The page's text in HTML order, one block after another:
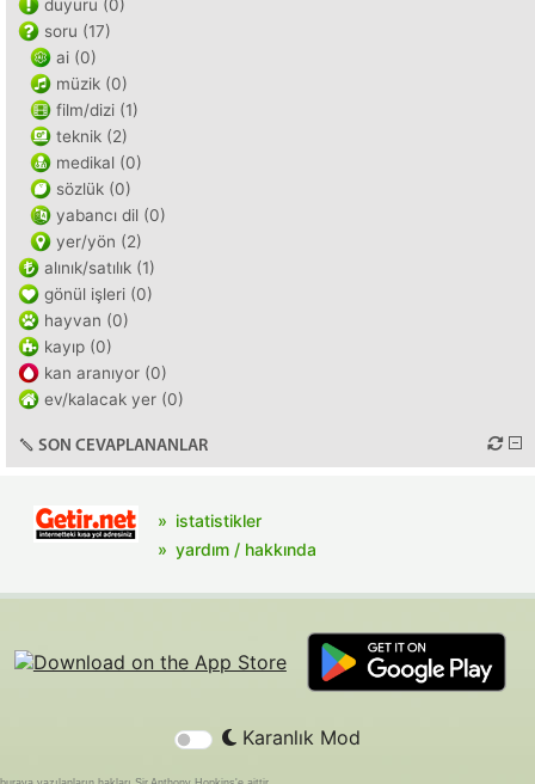
duyuru (0)
soru (17)
ai (0)
müzik (0)
film/dizi (1)
teknik (2)
medikal (0)
sözlük (0)
yabancı dil (0)
yer/yön (2)
alınık/satılık (1)
gönül işleri (0)
hayvan (0)
kayıp (0)
kan aranıyor (0)
ev/kalacak yer (0)
SON CEVAPLANANLAR
istatistikler
yardım / hakkında
Karanlık Mod